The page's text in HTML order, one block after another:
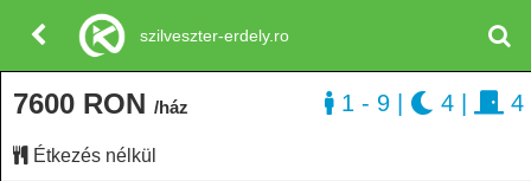
7600 RON /ház
Étkezés nélkül
1 - 9 4 4
szilveszter-erdely.ro